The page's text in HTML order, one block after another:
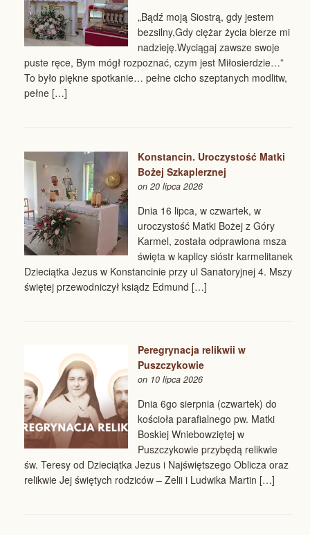
„Bądź moją Siostrą, gdy jestem
bezsilny,Gdy ciężar życia bierze mi
nadzieję.Wyciągaj zawsze swoje
puste ręce, Bym mógł rozpoznać, czym jest Miłosierdzie…”
To było piękne spotkanie… pełne cicho szeptanych modlitw,
pełne […]
Konstancin. Uroczystość Matki
Bożej Szkaplerznej
on 20 lipca 2026
Dnia 16 lipca, w czwartek, w
uroczystość Matki Bożej z Góry
Karmel, została odprawiona msza
święta w kaplicy sióstr karmelitanek
Dzieciątka Jezus w Konstancinie przy ul Sanatoryjnej 4. Mszy
świętej przewodniczył ksiądz Edmund […]
Peregrynacja relikwii w
Puszczykowie
on 10 lipca 2026
Dnia 6go sierpnia (czwartek) do
kościoła parafialnego pw. Matki
Boskiej Wniebowziętej w
Puszczykowie przybędą relikwie
św. Teresy od Dzieciątka Jezus i Najświętszego Oblicza oraz
relikwie Jej świętych rodziców – Zelii i Ludwika Martin […]